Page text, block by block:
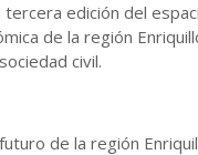
edición del
de la región
civil.
de la región